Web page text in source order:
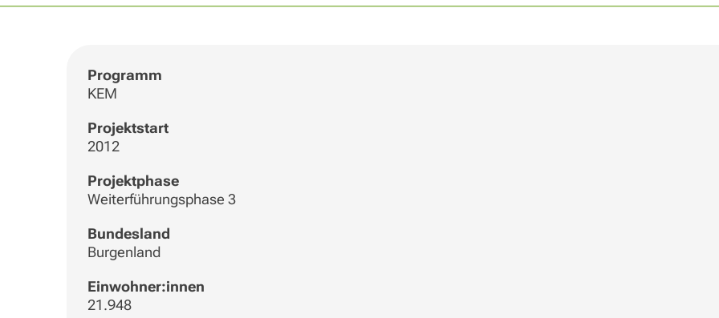
Programm
KEM
Projektstart
2012
Projektphase
Weiterführungsphase 3
Bundesland
Burgenland
Einwohner:innen
21.948